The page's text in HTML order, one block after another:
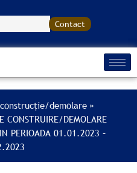
Contact
demolare
CONSTRUIRE/DEMOLARE
PERIOADA 01.01.2023 –